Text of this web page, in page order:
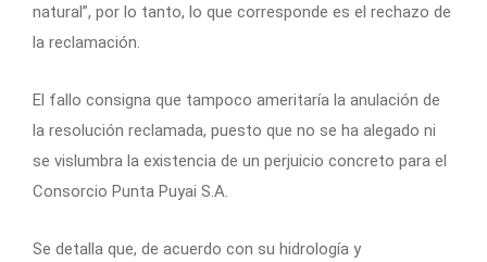
natural”, por lo tanto, lo que corresponde es el rechazo de
la reclamación.
El fallo consigna que tampoco ameritaría la anulación de
la resolución reclamada, puesto que no se ha alegado ni
se vislumbra la existencia de un perjuicio concreto para el
Consorcio Punta Puyai S.A.
Se detalla que, de acuerdo con su hidrología y